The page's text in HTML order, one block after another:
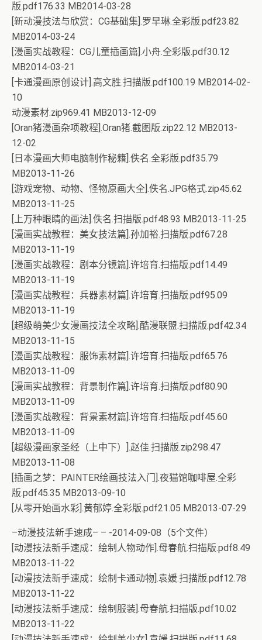
版.pdf176.33 MB2014-03-28
[新动漫技法与欣赏：CG基础集].罗早琳.全彩版.pdf23.82
MB2014-03-24
[漫画实战教程：CG儿童插画篇].小舟.全彩版.pdf30.12
MB2014-03-21
[卡通漫画原创设计].高文胜.扫描版.pdf100.19 MB2014-02-
10
动漫素材.zip969.41 MB2013-12-09
[Oran猪漫画杂项教程].Oran猪.截图版.zip22.12 MB2013-
12-02
[日本漫画大师电脑制作秘籍].佚名.全彩版.pdf35.79
MB2013-11-26
[游戏宠物、动物、怪物原画大全].佚名.JPG格式.zip45.62
MB2013-11-25
[上万种眼睛的画法].佚名.扫描版.pdf48.93 MB2013-11-25
[漫画实战教程：美女技法篇].孙加裕.扫描版.pdf67.28
MB2013-11-19
[漫画实战教程：剧本分镜篇].许培育.扫描版.pdf14.49
MB2013-11-19
[漫画实战教程：兵器素材篇].许培育.扫描版.pdf95.09
MB2013-11-19
[超级萌美少女漫画技法全攻略].酷漫联盟.扫描版.pdf42.34
MB2013-11-15
[漫画实战教程：服饰素材篇].许培育.扫描版.pdf65.76
MB2013-11-09
[漫画实战教程：背景制作篇].许培育.扫描版.pdf80.90
MB2013-11-09
[漫画实战教程：背景素材篇].许培育.扫描版.pdf45.60
MB2013-11-09
[超级漫画家圣经（上中下）].赵佳.扫描版.zip298.47
MB2013-11-08
[插画之梦：PAINTER绘画技法入门].夜猫馆咖啡屋.全彩
版.pdf45.35 MB2013-09-10
[从零开始画水彩].黄郁婷.全彩版.pdf21.05 MB2013-07-29
–动漫技法新手速成– – -2014-09-08（5个文件）
[动漫技法新手速成：绘制人物动作].母春航.扫描版.pdf8.49
MB2013-11-22
[动漫技法新手速成：绘制卡通动物].袁媛.扫描版.pdf12.78
MB2013-11-22
[动漫技法新手速成：绘制服装].母春航.扫描版.pdf10.02
MB2013-11-22